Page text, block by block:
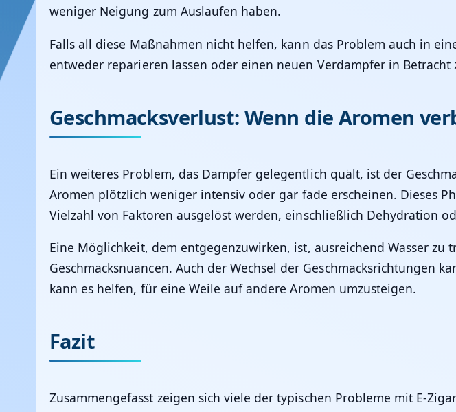
weniger Neigung zum Auslaufen haben.
Falls all diese Maßnahmen nicht helfen, kann das Problem auch in
entweder reparieren lassen oder einen neuen Verdampfer in Betracht
Geschmacksverlust: Wenn die Aromen
Ein weiteres Problem, das Dampfer gelegentlich quält, ist der
Aromen plötzlich weniger intensiv oder gar fade erscheinen. Dieses
Vielzahl von Faktoren ausgelöst werden, einschließlich Dehydration
Eine Möglichkeit, dem entgegenzuwirken, ist, ausreichend Wasser
Geschmacksnuancen. Auch der Wechsel der
kann es helfen, für eine Weile auf andere Aromen umzusteigen.
Fazit
Zusammengefasst zeigen sich viele der typischen Probleme mit E-